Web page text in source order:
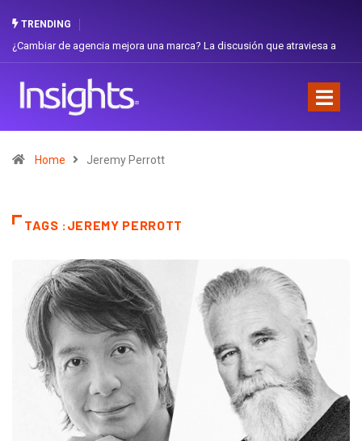
TRENDING
¿Cambiar de agencia mejora una marca? La discusión que atraviesa a
Home Jeremy Perrott
TAGS :JEREMY PERROTT